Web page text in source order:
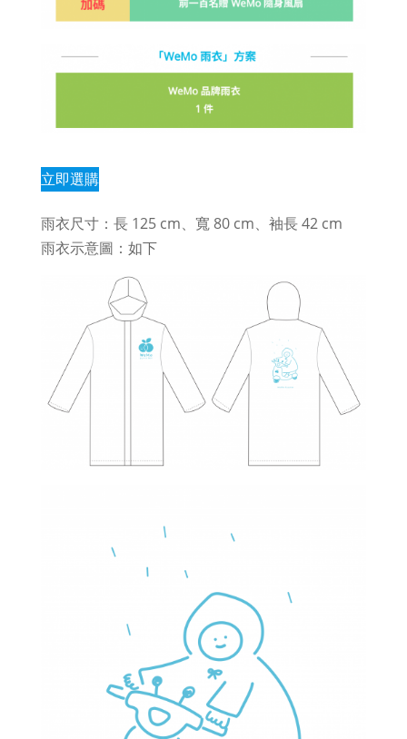
立即選購
雨衣尺寸：長 125 cm、寬 80 cm、袖長 42 cm
雨衣示意圖：如下